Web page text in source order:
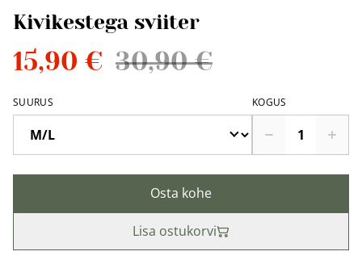
Kivikestega sviiter
15,90 € 30,90 €
SUURUS KOGUS
Osta kohe
Lisa ostukorvi